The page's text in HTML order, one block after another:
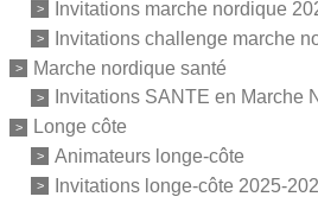
Invitations marche nordique
Invitations challenge marche
Marche nordique santé
Invitations SANTE en Marche
Longe côte
Animateurs longe-côte
Invitations longe-côte 2025-